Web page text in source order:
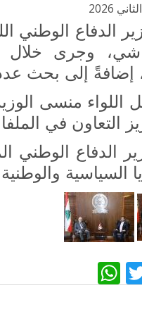
الدفاع الوطني
وجرى خلال
إضافةً إلى بحث
اللواء منسى
التعاون في
الدفاع الوطني
السياسية
Twitter